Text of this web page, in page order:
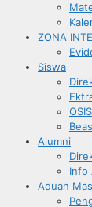
ZONA
Siswa
OSIS
Alumni
Info
Aduan